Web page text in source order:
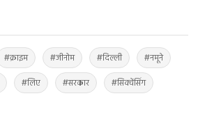
#क्राइम #जीनोम #दिल्ली #नमूने
#लिए #सरकार #सिक्वेंसिंग